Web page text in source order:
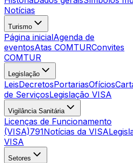
Notícias
Turismo
Página inicialAgenda de
eventosAtas COMTURConvites
COMTUR
Legislação
LeisDecretosPortariasOfícios
de ServiçosLegislação VISA
Vigilância Sanitária
Licenças de Funcionamento
(VISA)791Notícias da VISA
VISA
Setores